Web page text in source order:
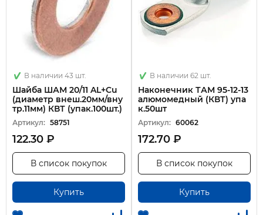
В наличии 43 шт.
Шайба ШАМ 20/11 AL+Cu
(диаметр внеш.20мм/вну
тр.11мм) КВТ (упак.100шт.)
Артикул: 58751
122.30 ₽
Купить
В список покупок
В наличии 62 шт.
Наконечник ТАМ 95-12-13
алюмомедный (КВТ) упа
к.50шт
Артикул: 60062
172.70 ₽
Купить
В список покупок